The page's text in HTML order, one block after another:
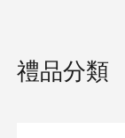
禮品分類